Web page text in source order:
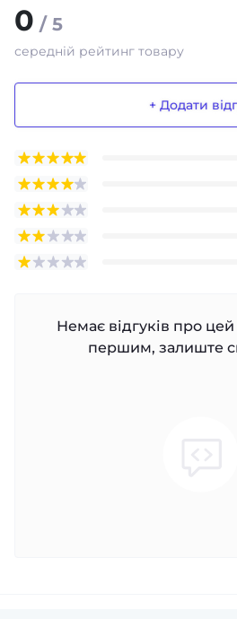
0 / 5
середній рейтинг товару
+ Додати
Немає відгуків про цей
першим, залиште